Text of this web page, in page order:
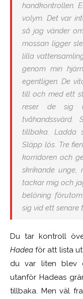
handkontrollen.
volym. Det var
så jag vänder
mossan ligger
lilla
genom min
egentligen.De
till och med ett
reser de sig
tillbaka. Ladda
Släpp lös. Tre
korridoren och
skrikande unge,
tackar mig och
belöning
sig vid ett senare
Du tar kontroll
Hadeaför att lista
du var liten blev
utanför Hadeas
tillbaka. Men väl